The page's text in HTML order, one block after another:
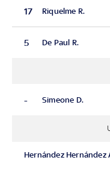
17 Riquelme R.
5 De Paul R.
- Simeone D.
Hernández Hernández